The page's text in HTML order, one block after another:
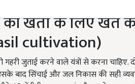
खेती के लिए खेत
cultivation)
गहरी जुताई करने वाले यंत्रों से करना
बाद सिंचाई और जल निकास की सही